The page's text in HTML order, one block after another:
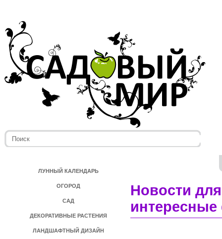
ЛУННЫЙ КАЛЕНДАРЬ
ОГОРОД
САД
ДЕКОРАТИВНЫЕ РАСТЕНИЯ
ЛАНДШАФТНЫЙ ДИЗАЙН
Новости